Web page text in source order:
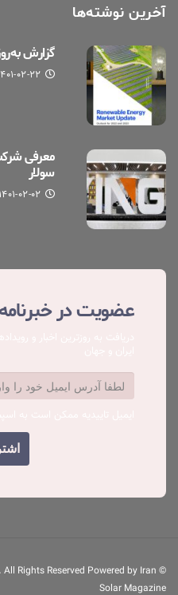
آخرین نوشته‌ها
گزارش
۱۴۰۱-۰۲-
معرفی
سولار
۱۴۰۱-۰۲-۰۲
عضویت در
All Rights Reserved Powered by Iran
Solar Magazine